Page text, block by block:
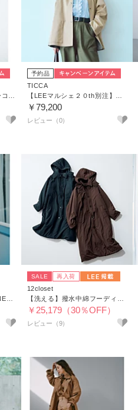
予約品
TICCA
￥79,200
SALE 再入荷
12closet
￥25,179（30％OFF）
レビュー（9）